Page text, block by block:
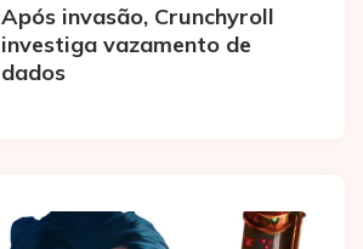
Após invasão, Crunchyroll
investiga vazamento de
dados